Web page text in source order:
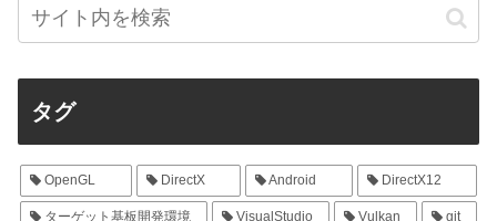
タグ
OpenGL DirectX Android DirectX12
ターゲット基板開発環境 VisualStudio Vulkan git